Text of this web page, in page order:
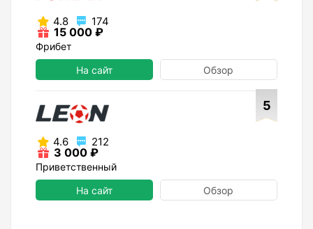
4.8 174
15 000 ₽
Фрибет
На сайт
Обзор
5
4.6 212
3 000 ₽
Приветственный
На сайт
Обзор